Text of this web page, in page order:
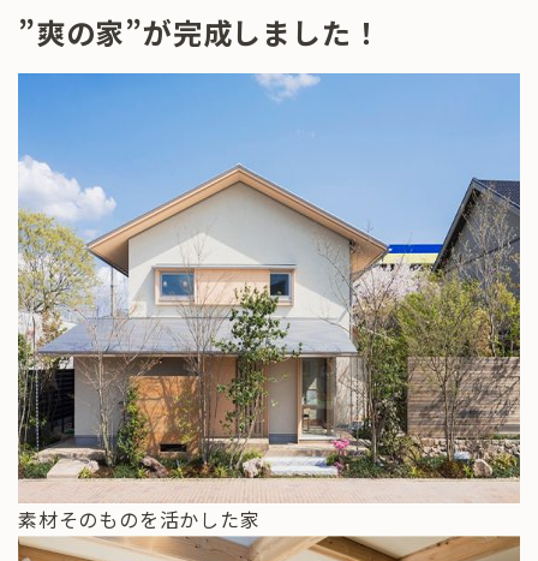
”爽の家”が完成しました！
素材そのものを活かした家